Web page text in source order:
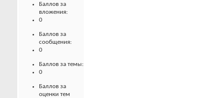
Баллов за
вложения:
0
Баллов за
сообщения:
0
Баллов за темы:
0
Баллов за
оценки тем